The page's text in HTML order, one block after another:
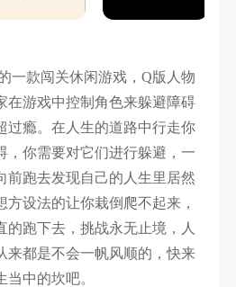
款闯关休闲游戏，Q版人物
在游戏中控制角色来躲避障碍
过瘾。在人生的道路中行走你
，你需要对它们进行躲避，一
前跑去发现自己的人生里居然
设法的让你栽倒爬不起来，
的跑下去，挑战永无止境，人
来都是不会一帆风顺的，快来
中的坎吧。